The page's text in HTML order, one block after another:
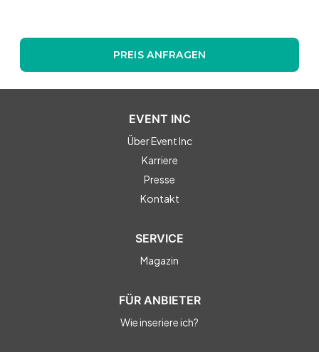
PREIS ANFRAGEN
EVENT INC
Über Event Inc
Karriere
Presse
Kontakt
SERVICE
Magazin
FÜR ANBIETER
Wie inseriere ich?